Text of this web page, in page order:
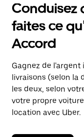
Conduisez
faites ce
Accord
Gagnez de l'argent
livraisons (selon la
les deux, selon
votre propre
location avec Uber.